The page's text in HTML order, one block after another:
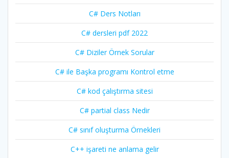
C# Ders Notları
C# dersleri pdf 2022
C# Diziler Örnek Sorular
C# ile Başka programı Kontrol etme
C# kod çalıştırma sitesi
C# partial class Nedir
C# sınıf oluşturma Örnekleri
C++ işareti ne anlama gelir